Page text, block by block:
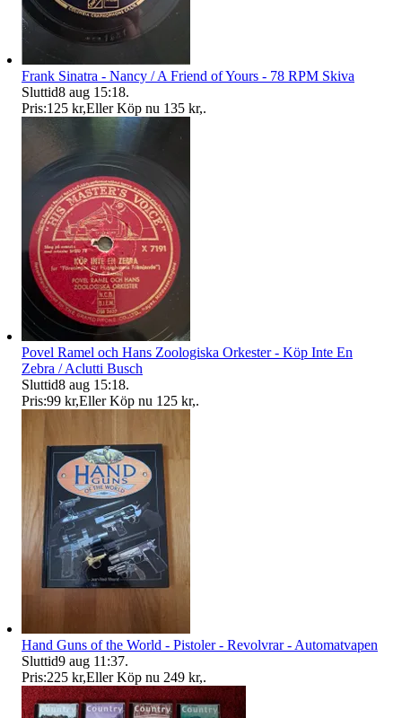
Frank Sinatra - Nancy / A Friend of Yours - 78 RPM Skiva
Sluttid8 aug 15:18.
Pris:125 kr,Eller Köp nu 135 kr,.
Povel Ramel och Hans Zoologiska Orkester - Köp Inte En
Zebra / Aclutti Busch
Sluttid8 aug 15:18.
Pris:99 kr,Eller Köp nu 125 kr,.
Hand Guns of the World - Pistoler - Revolvrar - Automatvapen
Sluttid9 aug 11:37.
Pris:225 kr,Eller Köp nu 249 kr,.